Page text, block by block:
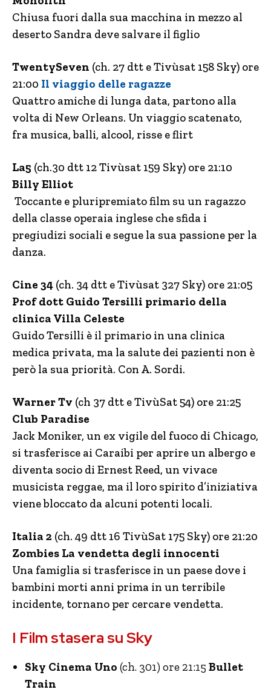
Chiusa fuori dalla sua macchina in mezzo al
deserto Sandra deve salvare il figlio
TwentySeven (ch. 27 dtt e Tivùsat 158 Sky) ore
21:00 Il viaggio delle ragazze
Quattro amiche di lunga data, partono alla
volta di New Orleans. Un viaggio scatenato,
fra musica, balli, alcool, risse e flirt
La5 (ch.30 dtt 12 Tivùsat 159 Sky) ore 21:10
Billy Elliot
Toccante e pluripremiato film su un ragazzo
della classe operaia inglese che sfida i
pregiudizi sociali e segue la sua passione per la
danza.
Cine 34 (ch. 34 dtt e Tivùsat 327 Sky) ore 21:05
Prof dott Guido Tersilli primario della
clinica Villa Celeste
Guido Tersilli è il primario in una clinica
medica privata, ma la salute dei pazienti non è
però la sua priorità. Con A. Sordi.
Warner Tv (ch 37 dtt e TivùSat 54) ore 21:25
Club Paradise
Jack Moniker, un ex vigile del fuoco di Chicago,
si trasferisce ai Caraibi per aprire un albergo e
diventa socio di Ernest Reed, un vivace
musicista reggae, ma il loro spirito d’iniziativa
viene bloccato da alcuni potenti locali.
Italia 2 (ch. 49 dtt 16 TivùSat 175 Sky) ore 21:20
Zombies La vendetta degli innocenti
Una famiglia si trasferisce in un paese dove i
bambini morti anni prima in un terribile
incidente, tornano per cercare vendetta.
I Film stasera su Sky
Sky Cinema Uno (ch. 301) ore 21:15 Bullet
Train